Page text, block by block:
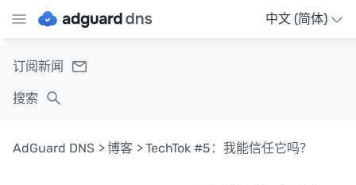
中文 (简体)
订阅新闻
搜索
AdGuard DNS 博客 TechTok #5：我能信任它吗？